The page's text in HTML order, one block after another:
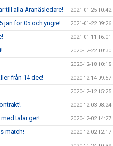
till alla Aranäsledare! 2021-01-25 10:42
jan för 05 och yngre! 2021-01-22 09:26
2021-01-11 16:01
2020-12-22 10:30
2020-12-18 10:15
från 14 dec! 2020-12-14 09:57
2020-12-12 15:25
2020-12-03 08:24
talanger! 2020-12-02 14:27
match! 2020-12-02 12:17